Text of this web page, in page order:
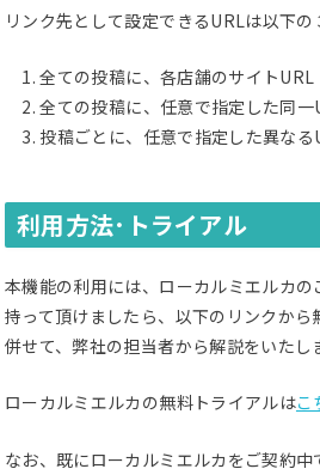
リンク先として設定できるURLは以下の
1. 全ての投稿に、各店舗のサイト
2. 全ての投稿に、任意で指定した同一
3. 投稿ごとに、任意で指定した異なる
利用方法･トライアル
本機能の利用には、ローカルミエルカ
持って頂けましたら、以下のリンクか
併せて、弊社の担当者から解説をいたし
ローカルミエルカの無料トライアルはこ
なお、既にローカルミエルカをご契約